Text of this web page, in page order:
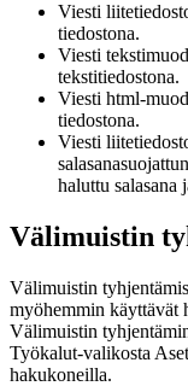
Viesti
tiedostona.
Viesti
tekstitiedostona.
Viesti html-
tiedostona.
Viesti
haluttu salasana
Välimuistin
Välimuistin
myöhemmin käyttävät
Välimuistin
Työkalut-valikosta
hakukoneilla.